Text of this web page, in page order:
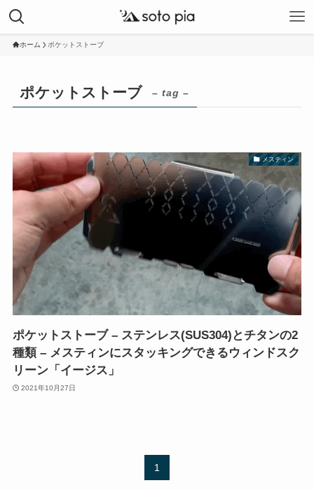
ホーム ポケットストーブ
ポケットストーブ – tag –
メスティン
ポケットストーブ – ステンレス(SUS304)とチタンの2
種類 – メスティンにスタッキングできるウィンドスク
リーン「イージス」
2021年10月27日
1